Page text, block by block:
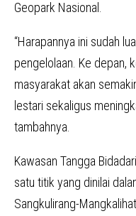
Geopark Nasional.
“Harapannya ini sudah
pengelolaan. Ke depan,
masyarakat akan
lestari sekaligus
tambahnya.
Kawasan Tangga
satu titik yang dinilai
Sangkulirang-